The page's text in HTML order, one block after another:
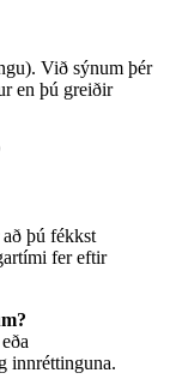
Við sýnum þér
en þú greiðir
þú fékkst
fer eftir
innréttinguna.